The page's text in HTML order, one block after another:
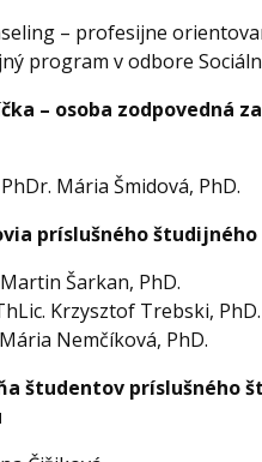
– profesijne
program v odbore
– osoba zodpovedná
Mária Šmidová, PhD.
príslušného
Šarkan, PhD.
Krzysztof Trebski, PhD.
Nemčíková, PhD.
študentov príslušného